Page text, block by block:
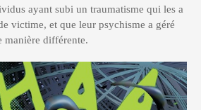
ayant subi un traumatisme qui les a
victime, et que leur psychisme a géré
manière différente.